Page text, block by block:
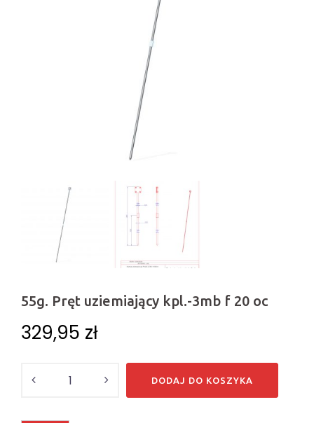
55g. Pręt uziemiający kpl.-3mb f 20 oc
329,95 zł
DODAJ DO KOSZYKA